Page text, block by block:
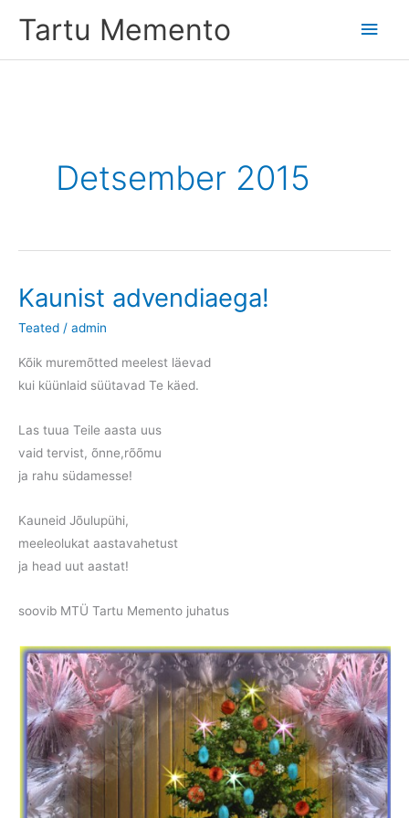
Tartu Memento
Main
Detsember 2015
Kaunist advendiaega!
Teated / admin
Kõik muremõtted meelest läevad
kui küünlaid süütavad Te käed.
Las tuua Teile aasta uus
vaid tervist, õnne,rõõmu
ja rahu südamesse!
Kauneid Jõulupühi,
meeleolukat aastavahetust
ja head uut aastat!
soovib MTÜ Tartu Memento juhatus